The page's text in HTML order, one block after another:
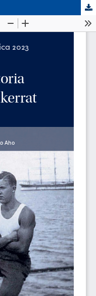
valtuuskunta